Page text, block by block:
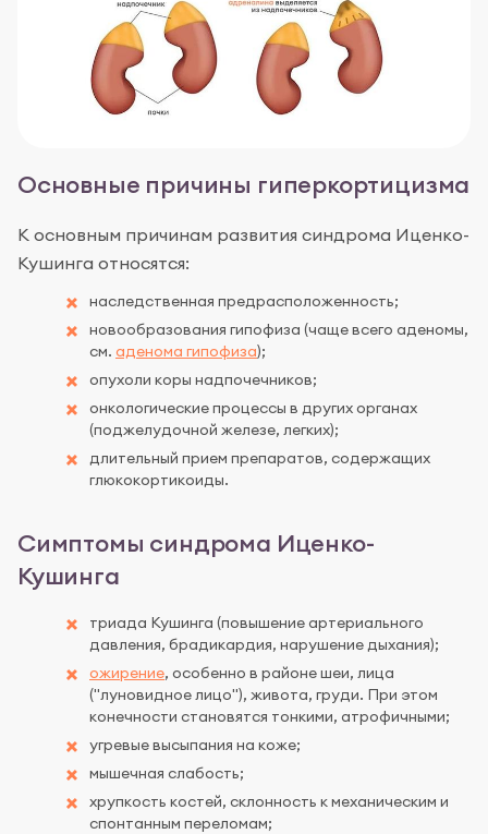
Основные причины гиперкортицизма
К основным причинам развития синдрома Иценко-
Кушинга относятся:
наследственная предрасположенность;
новообразования гипофиза (чаще всего аденомы,
см. аденома гипофиза);
опухоли коры надпочечников;
онкологические процессы в других органах
(поджелудочной железе, легких);
длительный прием препаратов, содержащих
глюкокортикоиды.
Симптомы синдрома Иценко-
Кушинга
триада Кушинга (повышение артериального
давления, брадикардия, нарушение дыхания);
ожирение, особенно в районе шеи, лица
("луновидное лицо"), живота, груди. При этом
конечности становятся тонкими, атрофичными;
угревые высыпания на коже;
мышечная слабость;
хрупкость костей, склонность к механическим и
спонтанным переломам;